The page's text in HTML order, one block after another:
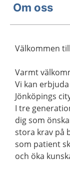
Om oss
Välkommen
Varmt
Vi kan
Jönköpings
I tre
dig som
stora krav på
som patient
och öka